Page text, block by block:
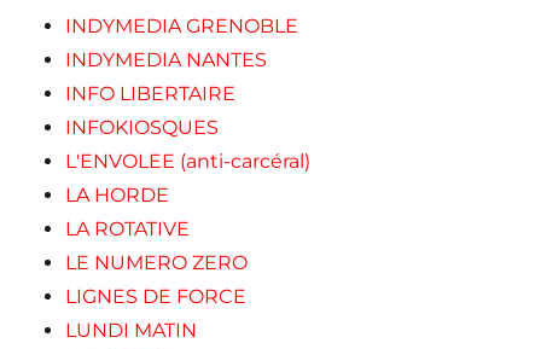
INDYMEDIA GRENOBLE
INDYMEDIA NANTES
INFO LIBERTAIRE
INFOKIOSQUES
L'ENVOLEE (anti-carcéral)
LA HORDE
LA ROTATIVE
LE NUMERO ZERO
LIGNES DE FORCE
LUNDI MATIN